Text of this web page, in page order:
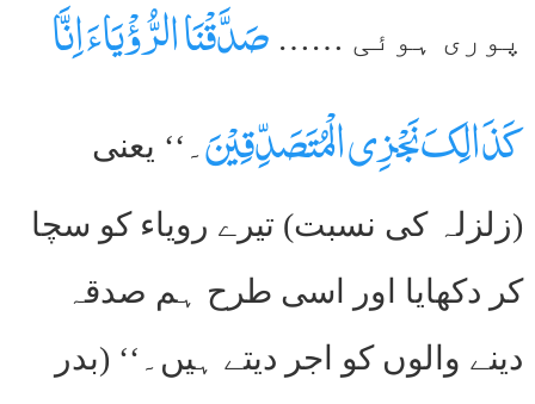
پوری ہوئی …… صَدَّقْنَا الرُّؤْیَاءَ اِنَّا
کَذَالِکَ نَجْزِی الْمُتَصَدِّقِیْنَ۔‘‘ یعنی
(زلزلہ کی نسبت) تیرے رویاء کو سچا
کر دکھایا اور اسی طرح ہم صدقہ
دینے والوں کو اجر دیتے ہیں۔‘‘ (بدر